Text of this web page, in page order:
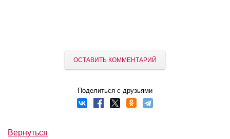
ОСТАВИТЬ КОММЕНТАРИЙ
Поделиться с друзьями
Вернуться